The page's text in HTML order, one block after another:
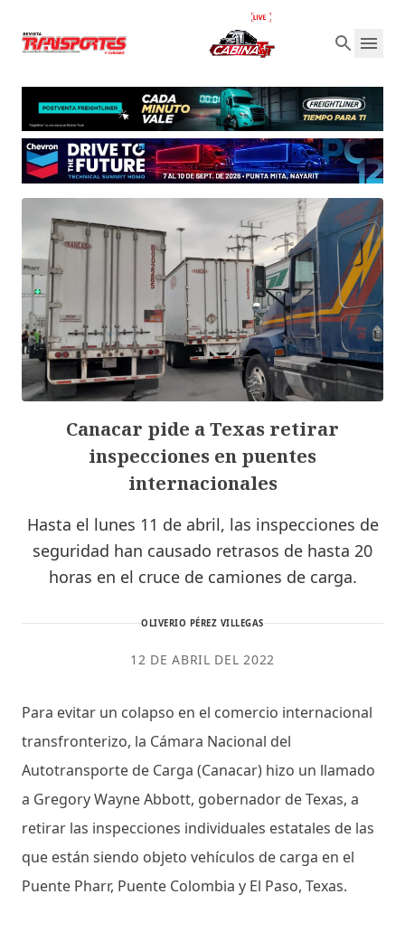
Canacar pide a Texas retirar
inspecciones en puentes
internacionales
Hasta el lunes 11 de abril, las inspecciones de
seguridad han causado retrasos de hasta 20
horas en el cruce de camiones de carga.
OLIVERIO PÉREZ VILLEGAS
12 DE ABRIL DEL 2022
Para evitar un colapso en el comercio internacional
transfronterizo, la Cámara Nacional del
Autotransporte de Carga (Canacar) hizo un llamado
a Gregory Wayne Abbott, gobernador de Texas, a
retirar las inspecciones individuales estatales de las
que están siendo objeto vehículos de carga en el
Puente Pharr, Puente Colombia y El Paso, Texas.